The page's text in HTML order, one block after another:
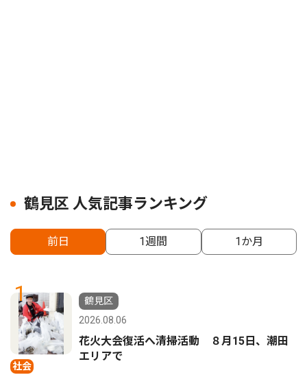
鶴見区 人気記事ランキング
前日 1週間 1か月
1
社会
鶴見区
2026.08.06
花火大会復活へ清掃活動 ８月15日、潮田
エリアで